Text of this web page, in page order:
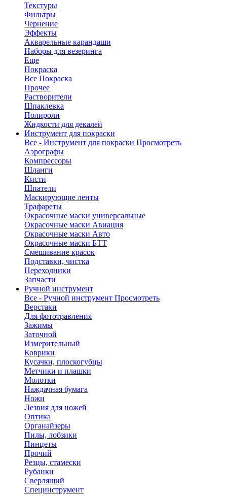
Текстуры
Фильтры
Чернение
Эффекты
Акварельные карандаши
Наборы для везеринга
Еще
Покраска
Все Покраска
Прочее
Растворители
Шпаклевка
Полироли
Жидкости для декалей
Инструмент для покраски
Все - Инструмент для покраски Просмотреть
Аэрографы
Компрессоры
Шланги
Кисти
Шпатели
Маскирующие ленты
Трафареты
Окрасочные маски универсальные
Окрасочные маски Авиация
Окрасочные маски Авто
Окрасочные маски БТТ
Смешивание красок
Подставки, чистка
Переходники
Запчасти
Ручной инструмент
Все - Ручной инструмент Просмотреть
Верстаки
Для фототравления
Зажимы
Заточной
Измерительный
Коврики
Кусачки, плоскогубцы
Метчики и плашки
Молотки
Наждачная бумага
Ножи
Лезвия для ножей
Оптика
Органайзеры
Пилы, лобзики
Пинцеты
Прочий
Резцы, стамески
Рубанки
Сверлящий
Специнструмент